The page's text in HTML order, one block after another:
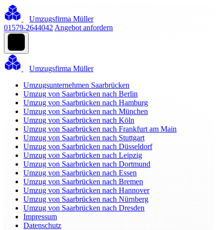
Umzugsfirma Müller
01579-2644042 Angebot anfordern
Umzugsfirma Müller
Umzugsunternehmen Saarbrücken
Umzug von Saarbrücken nach Berlin
Umzug von Saarbrücken nach Hamburg
Umzug von Saarbrücken nach München
Umzug von Saarbrücken nach Köln
Umzug von Saarbrücken nach Frankfurt am Main
Umzug von Saarbrücken nach Stuttgart
Umzug von Saarbrücken nach Düsseldorf
Umzug von Saarbrücken nach Leipzig
Umzug von Saarbrücken nach Dortmund
Umzug von Saarbrücken nach Essen
Umzug von Saarbrücken nach Bremen
Umzug von Saarbrücken nach Hannover
Umzug von Saarbrücken nach Nürnberg
Umzug von Saarbrücken nach Dresden
Impressum
Datenschutz